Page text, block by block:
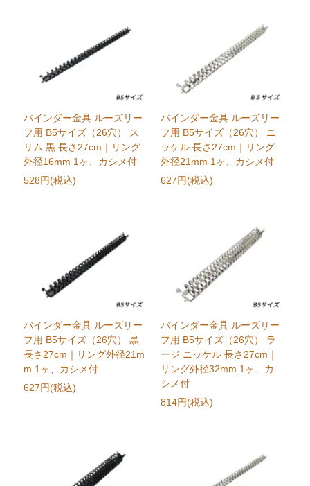
バインダー金具 ルーズリー
フ用 B5サイズ（26穴） ス
リム 黒 長さ27cm｜リング
外径16mm 1ヶ、カシメ付
528円(税込)
バインダー金具 ルーズリー
フ用 B5サイズ（26穴） ニ
ッケル 長さ27cm｜リング
外径21mm 1ヶ、カシメ付
627円(税込)
バインダー金具 ルーズリー
フ用 B5サイズ（26穴） 黒
長さ27cm｜リング外径21m
m 1ヶ、カシメ付
627円(税込)
バインダー金具 ルーズリー
フ用 B5サイズ（26穴） ラ
ージ ニッケル 長さ27cm｜
リング外径32mm 1ヶ、カ
シメ付
814円(税込)